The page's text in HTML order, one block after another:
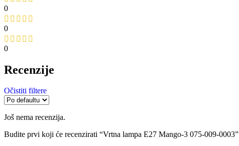
0
0
0
Recenzije
Očistiti filtere
Još nema recenzija.
Budite prvi koji će recenzirati “Vrtna lampa E27 Mango-3 075-009-0003”